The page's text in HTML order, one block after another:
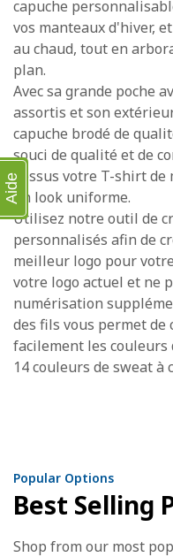
capuche
vos manteaux d'hiver,
au chaud, tout en
plan.
Avec sa grande poche
assortis et son
capuche brodé de
souci de qualité et de
dessus votre T-shirt
un look uniforme.
Utilisez notre outil de
personnalisés afin de
meilleur logo pour
votre logo actuel et ne
numérisation
des fils vous permet
facilement les
14 couleurs de sweat à
Popular Options
Best Selling
Shop from our most
Aide